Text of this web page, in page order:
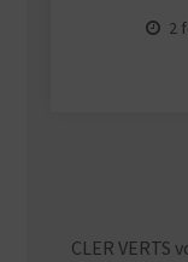
2
CLER VERTS